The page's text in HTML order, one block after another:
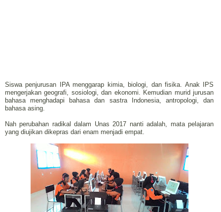
Siswa penjurusan IPA menggarap kimia, biologi, dan fisika. Anak IPS
mengerjakan geografi, sosiologi, dan ekonomi. Kemudian murid jurusan
bahasa menghadapi bahasa dan sastra Indonesia, antropologi, dan
bahasa asing.
Nah perubahan radikal dalam Unas 2017 nanti adalah, mata pelajaran
yang diujikan dikepras dari enam menjadi empat.